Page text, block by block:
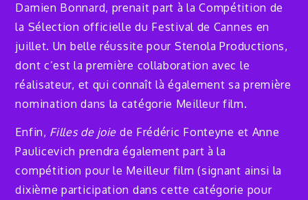
Damien Bonnard, prenait part à la Compétition de
la Sélection officielle du Festival de Cannes en
juillet. Un belle réussite pour Stenola Productions,
dont c’est la première collaboration avec le
réalisateur, et qui connaît là également sa première
nomination dans la catégorie Meilleur film.
Enfin, Filles de joie de Frédéric Fonteyne et Anne
Paulicevich prendra également part à la
compétition pour le Meilleur film (signant ainsi la
dixième participation dans cette catégorie pour